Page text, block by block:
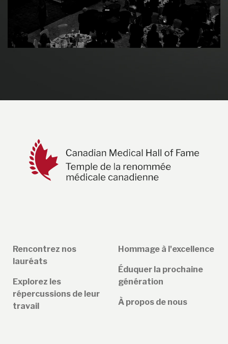
Rencontrez nos
lauréats
Explorez les
répercussions de leur
travail
Hommage à l'excellence
Éduquer la prochaine
génération
À propos de nous